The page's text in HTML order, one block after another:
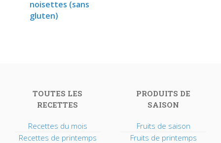
noisettes (sans
gluten)
TOUTES LES
RECETTES
Recettes du mois
Recettes de printemps
PRODUITS DE
SAISON
Fruits de saison
Fruits de printemps